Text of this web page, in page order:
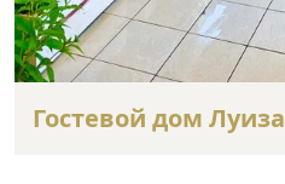
Гостевой дом Луиза